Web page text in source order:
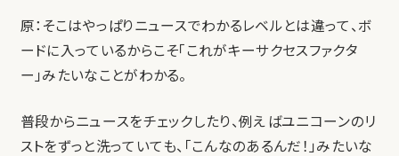
原：そこはやっぱりニュースでわかるレベルとは違って、ボ
ードに入っているからこそ「これがキーサクセスファクタ
ー」みたいなことがわかる。
普段からニュースをチェックしたり、例えばユニコーンのリ
ストをずっと洗っていても、「こんなのあるんだ！」みたいな